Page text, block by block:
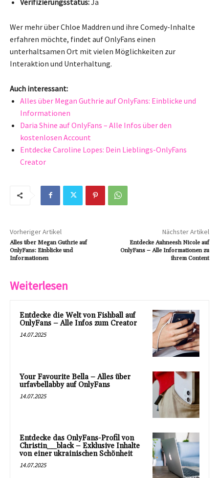
Wer mehr über Chloe Maddren und ihre Comedy-Inhalte
erfahren möchte, findet auf OnlyFans einen
unterhaltsamen Ort mit vielen Möglichkeiten zur
Interaktion und Unterhaltung.
Auch interessant:
Alles über Megan Guthrie auf OnlyFans: Einblicke und
Informationen
Daria Shine auf OnlyFans – Alle Infos über den
kostenlosen Account
Entdecke Caroline Lopes: Dein Lieblings-OnlyFans
Creator
Vorheriger Artikel
Alles über Megan Guthrie auf
OnlyFans: Einblicke und
Informationen
Nächster Artikel
Entdecke Auhneesh Nicole auf
OnlyFans – Alle Informationen zu
ihrem Content
Weiterlesen
Entdecke die Welt von Fishball auf
OnlyFans – Alle Infos zum Creator
14.07.2025
Your Favourite Bella – Alles über
urfavbellabby auf OnlyFans
14.07.2025
Entdecke das OnlyFans-Profil von
Christin__black – Exklusive Inhalte
von einer ukrainischen Schönheit
14.07.2025